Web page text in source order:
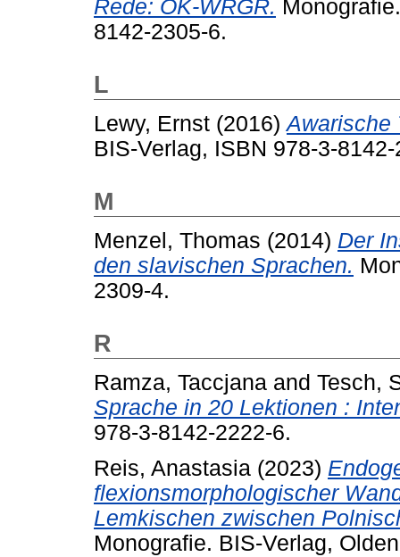
Rede: OK-WRGR.
8142-2305-6.
L
Lewy, Ernst (2016)Awarische
BIS-Verlag, ISBN 978-3-
M
Menzel, Thomas (2014) Der
den slavischen Sprachen.
2309-4.
R
Ramza, Taccjana and Tesch,
Sprache in 20 Lektionen :
978-3-8142-2222-6.
Reis, Anastasia (2023)
flexionsmorphologischer
Lemkischen zwischen
Monografie. BIS-Verlag,